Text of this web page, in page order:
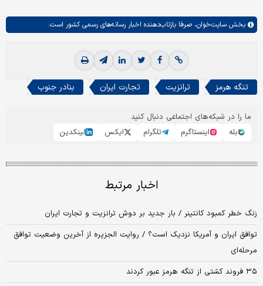
بخش سایت‌خوان، صرفا بازتاب‌دهنده اخبار رسانه‌های رسمی کشور است.
تنگه هرمز ترانزیت تجارت ایران بنادر جنوب
ما را در شبکه‌های اجتماعی دنبال کنید
بله
اینستاگرم تلگرام ایکس لینکدین
اخبار مرتبط
زنگ خطر کمبود کانتینر / بار جدید بر دوش ترانزیت و تجارت ایران
توافق ایران و آمریکا نزدیک است؟ / روایت الجزیره از آخرین وضعیت توافق
مرحله‌ای
۳۵ فروند کشتی از تنگه هرمز عبور کردند